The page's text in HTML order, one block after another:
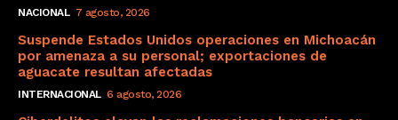
NACIONAL 7 agosto, 2026
Suspende Estados Unidos operaciones en Michoacán
por amenaza a su personal; exportaciones de
aguacate resultan afectadas
INTERNACIONAL 6 agosto, 2026